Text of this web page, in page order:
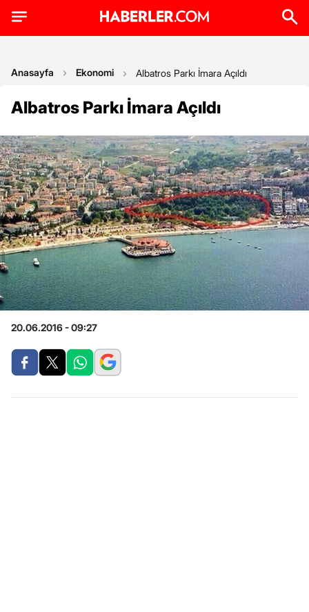
Anasayfa Ekonomi Albatros Parkı İmara Açıldı
Albatros Parkı İmara Açıldı
20.06.2016 - 09:27